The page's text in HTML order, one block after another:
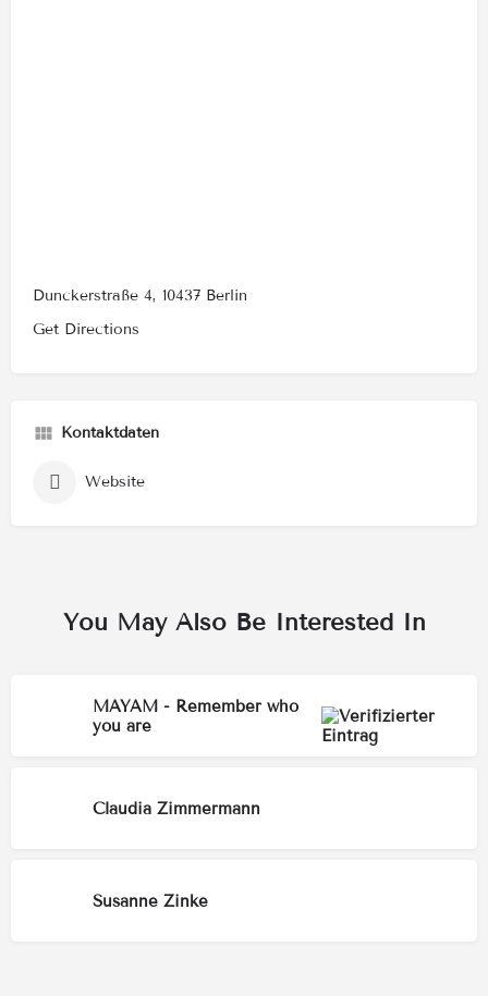
Dunckerstraße 4, 10437 Berlin
Get Directions
Kontaktdaten
Website
You May Also Be Interested In
MAYAM - Remember who
you are
Claudia Zimmermann
Susanne Zinke